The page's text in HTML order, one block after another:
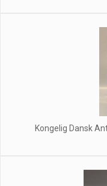
Kongelig Dansk